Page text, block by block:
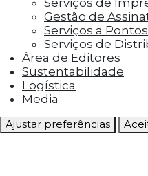
Cookies Marketing
Os cookies de
entregar aos
personalizados com
visitaram antes e
campanha
Ajustar preferências
Gestão de
Serviços a
Serviços de
Área de Editores
Sustentabilidade
Logística
Media